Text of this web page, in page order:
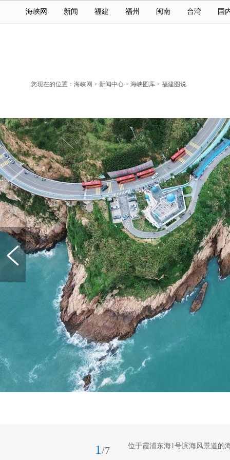
海峡网 新闻 福建 福州 闽南 台湾 国
您现在的位置： 海峡网 > 新闻中心 > 海峡图库 > 福建图说
1 /7 位于霞浦东海1号滨海风景道的